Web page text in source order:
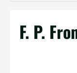
F. P.